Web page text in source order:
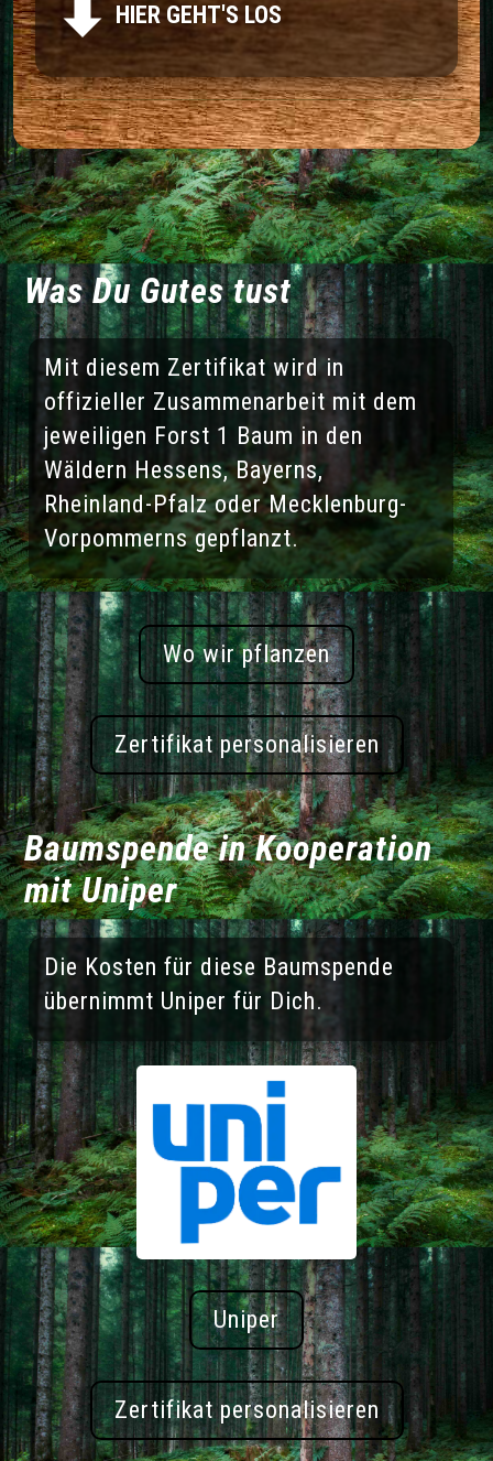
HIER GEHT'S LOS
Was Du Gutes tust
Mit diesem Zertifikat wird in
offizieller Zusammenarbeit mit dem
jeweiligen Forst 1 Baum in den
Wäldern Hessens, Bayerns,
Rheinland-Pfalz oder Mecklenburg-
Vorpommerns gepflanzt.
Wo wir pflanzen
Zertifikat personalisieren
Baumspende in Kooperation
mit Uniper
Die Kosten für diese Baumspende
übernimmt Uniper für Dich.
Uniper
Zertifikat personalisieren